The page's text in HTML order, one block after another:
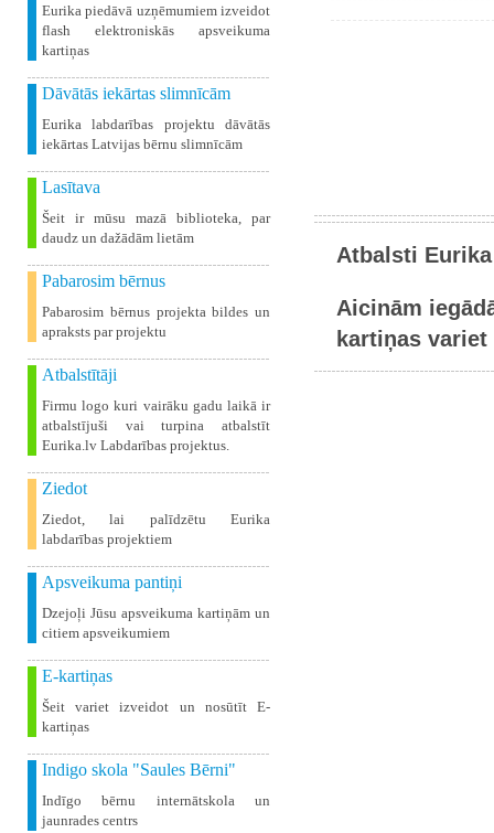
Eurika piedāvā uzņēmumiem izveidot
flash elektroniskās apsveikuma
kartiņas
Dāvātās iekārtas slimnīcām
Eurika labdarības projektu dāvātās
iekārtas Latvijas bērnu slimnīcām
Lasītava
Šeit ir mūsu mazā biblioteka, par
daudz un dažādām lietām
Pabarosim bērnus
Pabarosim bērnus projekta bildes un
apraksts par projektu
Atbalstītāji
Firmu logo kuri vairāku gadu laikā ir
atbalstījuši vai turpina atbalstīt
Eurika.lv Labdarības projektus.
Ziedot
Ziedot, lai palīdzētu Eurika
labdarības projektiem
Apsveikuma pantiņi
Dzejoļi Jūsu apsveikuma kartiņām un
citiem apsveikumiem
E-kartiņas
Šeit variet izveidot un nosūtīt E-
kartiņas
Indigo skola "Saules Bērni"
Indīgo bērnu internātskola un
jaunrades centrs
Atbalsti
Aicinām
kartiņas variet